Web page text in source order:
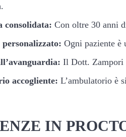
consolidata: Con oltre 30 anni
Ogni paziente è
Il Dott. Zampori
accogliente: L’ambulatorio è
IN